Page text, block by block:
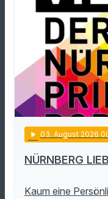
play_arrow 03. August 2026
NÜRNBERG
Kaum eine